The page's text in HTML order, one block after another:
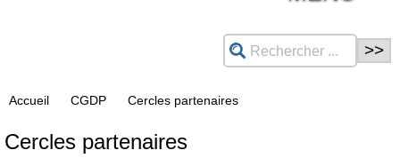
Accueil CGDP Cercles partenaires
Cercles partenaires